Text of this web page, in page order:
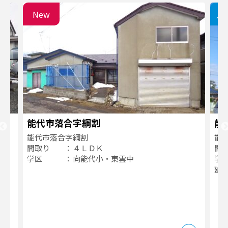
New
能代市落合字綱割
能代市落合字綱割
間取り
４ＬＤＫ
学区
向能代小・東雲中
能
能
間
学
建